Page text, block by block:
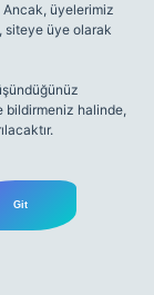
Ancak, üyelerimiz
siteye üye olarak
bildirmeniz halinde,